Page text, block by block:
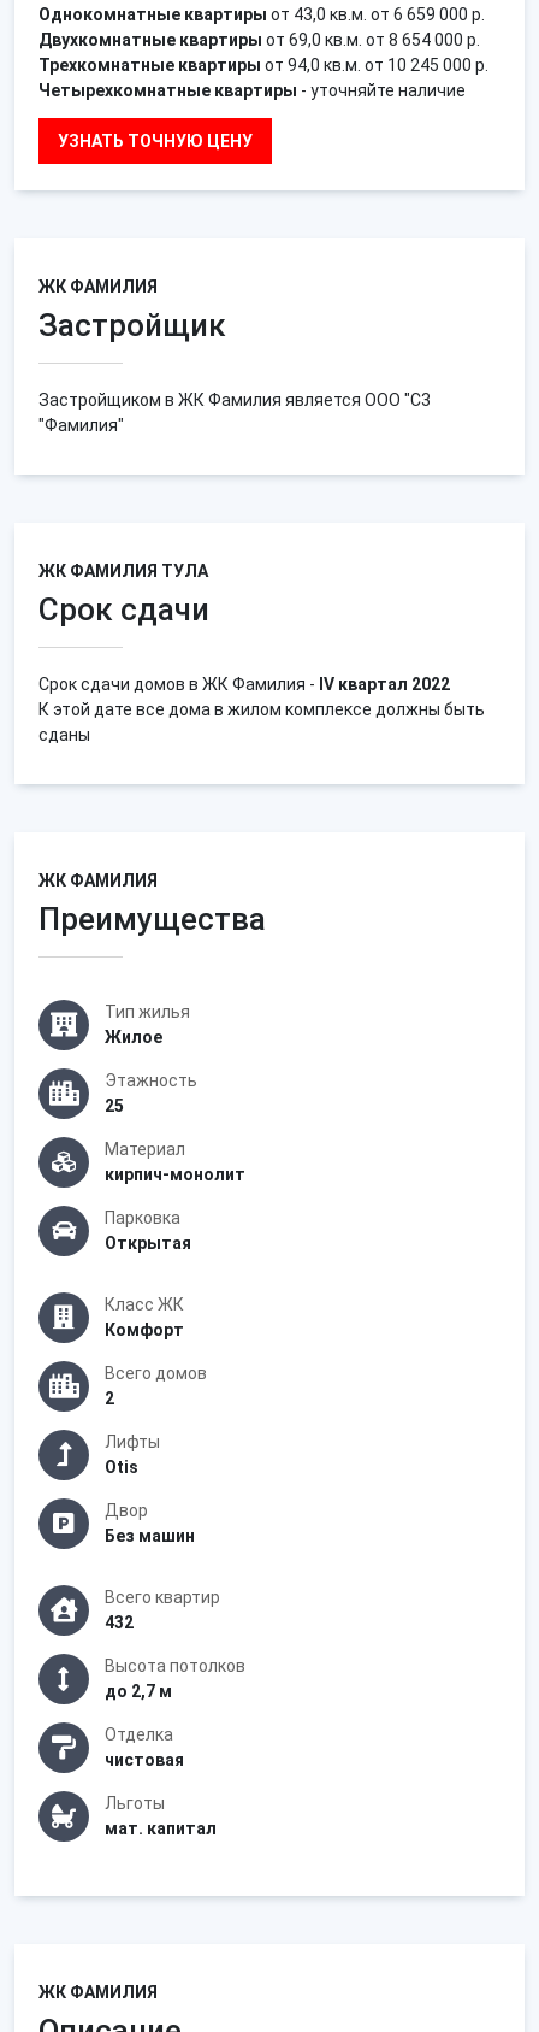
Однокомнатные квартиры от 43,0 кв.м. от 6 659 000 р.
Двухкомнатные квартиры от 69,0 кв.м. от 8 654 000 р.
Трехкомнатные квартиры от 94,0 кв.м. от 10 245 000 р.
Четырехкомнатные квартиры - уточняйте наличие
УЗНАТЬ ТОЧНУЮ ЦЕНУ
ЖК ФАМИЛИЯ
Застройщик
Застройщиком в ЖК Фамилия является ООО "С3
"Фамилия"
ЖК ФАМИЛИЯ ТУЛА
Срок сдачи
Срок сдачи домов в ЖК Фамилия - IV квартал 2022
К этой дате все дома в жилом комплексе должны быть
сданы
ЖК ФАМИЛИЯ
Преимущества
Тип жилья
Жилое
Этажность
25
Материал
кирпич-монолит
Парковка
Открытая
Класс ЖК
Комфорт
Всего домов
2
Лифты
Otis
Двор
Без машин
Всего квартир
432
Высота потолков
до 2,7 м
Отделка
чистовая
Льготы
мат. капитал
ЖК ФАМИЛИЯ